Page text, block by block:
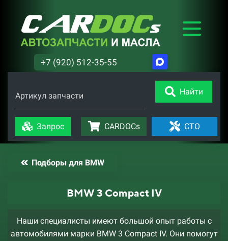
+7 (920) 512-35-55
Артикул запчасти Найти
Запрос CARDOCs СТО
Подборы для BMW
BMW 3 Compact IV
Наши специалисты имеют большой опыт работы с
автомобилями марки BMW 3 Compact IV. Они помогут